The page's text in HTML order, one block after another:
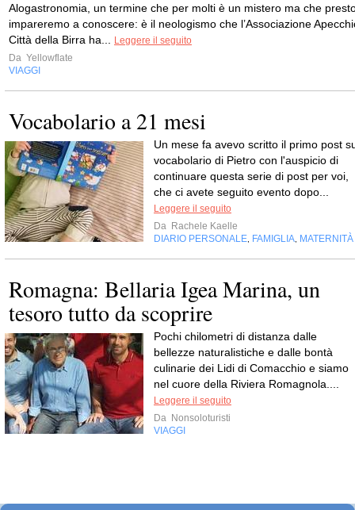
Alogastronomia, un termine che per molti è un mistero ma che
impareremo a conoscere: è il neologismo che l’Associazione
Città della Birra ha...
Leggere il seguito
Da Yellowflate
VIAGGI
Vocabolario a 21 mesi
Un mese fa avevo scritto il primo post
vocabolario di Pietro con l'auspicio di
continuare questa serie di post per voi,
che ci avete seguito evento dopo...
Leggere il seguito
Da Rachele Kaelle
DIARIO PERSONALE FAMIGLIA MATERNITÀ
Romagna: Bellaria Igea Marina, un
tesoro tutto da scoprire
Pochi chilometri di distanza dalle
bellezze naturalistiche e dalle bontà
culinarie dei Lidi di Comacchio e siamo
nel cuore della Riviera Romagnola....
Leggere il seguito
Da Nonsoloturisti
VIAGGI